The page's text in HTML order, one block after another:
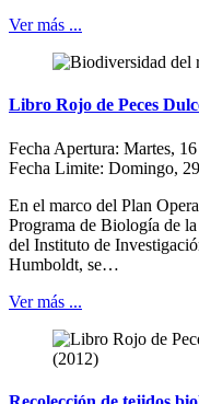
Ver más ...
Libro Rojo de Peces
Fecha Apertura: Martes,
Fecha Limite: Domingo,
En el marco del Plan
Programa de Biología de
del Instituto de
Humboldt, se…
Ver más ...